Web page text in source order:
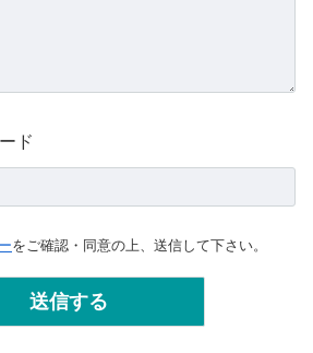
ド
をご確認・同意の上、送信して下さい。